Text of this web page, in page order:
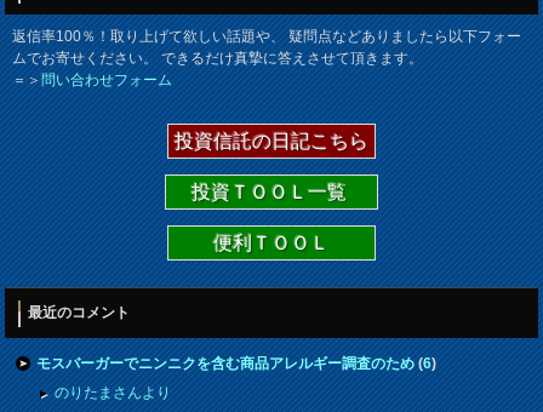
返信率100％！取り上げて欲しい話題や、 疑問点などありましたら以下フォー
ムでお寄せください。 できるだけ真摯に答えさせて頂きます。
＝＞問い合わせフォーム
投資信託の日記こちら
投資ＴＯＯＬ一覧
便利ＴＯＯＬ
最近のコメント
モスバーガーでニンニクを含む商品アレルギー調査のため(6)
のりたまさんより